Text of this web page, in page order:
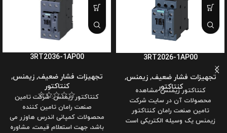
3RT2026-1AP00
تجهیزات فشار ضعیف,زیمنس,
کنتاکتور
کنتاکتور زیمنس مشاهده
محصولات آن در سایت شرکت
تامین صنعت رامان کنتاکتور
زیمنس یک وسیله الکتریکی است
3RT2036-1AP00
تجهیزات فشار ضعیف,زیمنس,
کنتاکتور
کنتاکتور زیمنس: شرکت تامین
صنعت رامان تامین کننده
محصولات کمپانی اندرس هاوزر می
باشد، جهت استعلام قیمت، مشاوره